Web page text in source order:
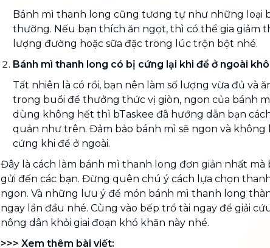
Bánh mì thanh long cũng tương tự như những loại
thường. Nếu bạn thích ăn ngọt, thì có thể gia giảm
lượng đường hoặc sữa đặc trong lúc trộn bột nhé.
Bánh mì thanh long có bị cứng lại khi để ở ngoài
Tất nhiên là có rồi, bạn nên làm số lượng vừa đủ và
trong buổi để thưởng thức vị giòn, ngon của bánh
dùng không hết thì bTaskee đã hướng dẫn bạn
quản như trên. Đảm bảo bánh mì sẽ ngon và không
cứng khi để ở ngoài.
Đây là cách làm bánh mì thanh long đơn giản nhất mà
gửi đến các bạn. Đừng quên chú ý cách lựa chọn
ngon. Và những lưu ý để món bánh mì thanh long
ngay lần đầu nhé. Cùng vào bếp trổ tài ngay để giải
nông dân khỏi giai đoạn khó khăn này nhé.
>>> Xem thêm bài viết: